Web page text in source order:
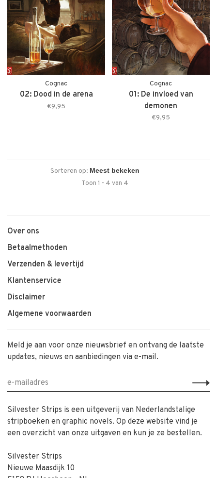
Cognac
02: Dood in de arena
€9,95
Cognac
01: De invloed van
demonen
€9,95
Sorteren op:
Toon 1 - 4 van 4
Over ons
Betaalmethoden
Verzenden & levertijd
Klantenservice
Disclaimer
Algemene voorwaarden
Meld je aan voor onze nieuwsbrief en ontvang de laatste
updates, nieuws en aanbiedingen via e-mail.
Silvester Strips is een uitgeverij van Nederlandstalige
stripboeken en graphic novels. Op deze website vind je
een overzicht van onze uitgaven en kun je ze bestellen.
Silvester Strips
Nieuwe Maasdijk 10